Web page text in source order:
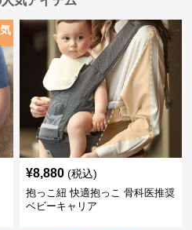
¥8,880 (税込)
抱っこ紐 快適抱っこ 骨科医推奨
ベビーキャリア